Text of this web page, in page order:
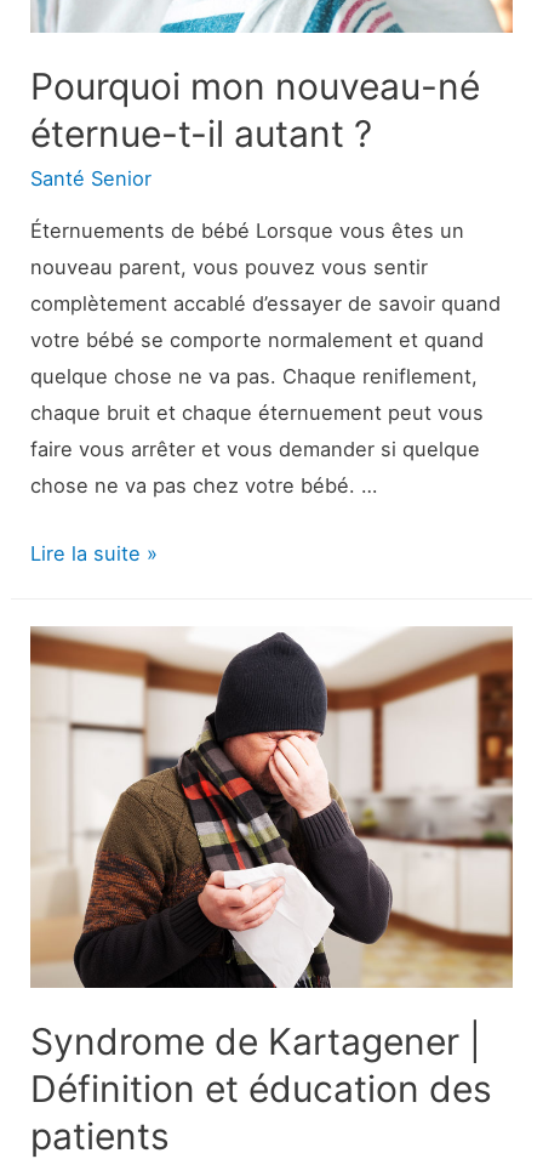
Pourquoi mon nouveau-né
éternue-t-il autant ?
Santé Senior
Éternuements de bébé Lorsque vous êtes un
nouveau parent, vous pouvez vous sentir
complètement accablé d’essayer de savoir quand
votre bébé se comporte normalement et quand
quelque chose ne va pas. Chaque reniflement,
chaque bruit et chaque éternuement peut vous
faire vous arrêter et vous demander si quelque
chose ne va pas chez votre bébé. …
Pourquoi
nouveau-
né
Lire la suite »
Syndrome de Kartagener |
Définition et éducation des
patients